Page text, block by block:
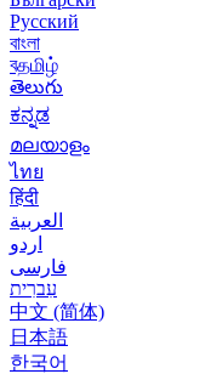
Русский
বাংলা
বதமிழ்
తెలుగు
ಕನ್ನಡ
മലയാളം
ไทย
हिंदी
العربية
اردو
فارسی
עִברִית
中文 (简体)
日本語
한국어